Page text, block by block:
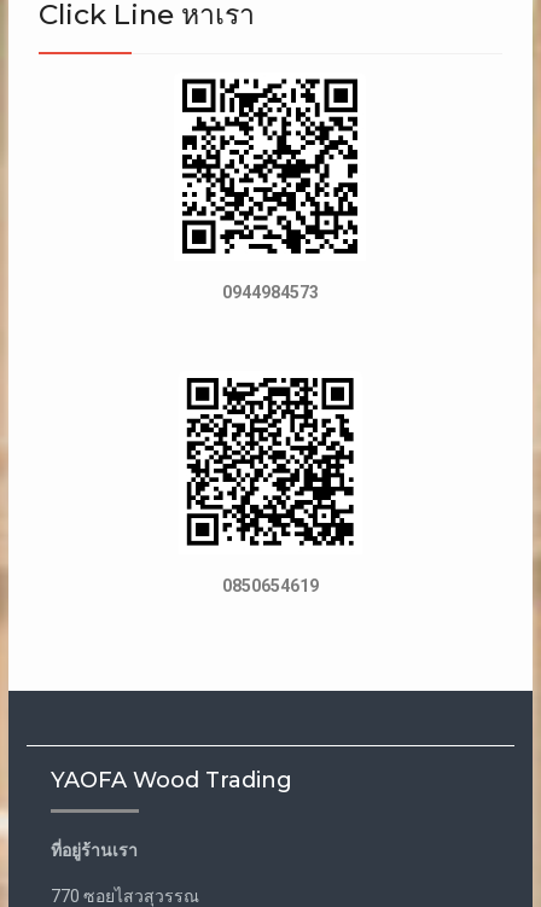
Click Line หาเรา
0944984573
0850654619
YAOFA Wood Trading
ที่อยู่ร้านเรา
770 ซอยไสวสุวรรณ